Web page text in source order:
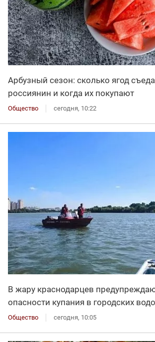
Арбузный сезон: сколько ягод
россиянин и когда их покупают
Общество сегодня, 10:22
В жару краснодарцев
опасности купания в городских
Общество сегодня, 10:05